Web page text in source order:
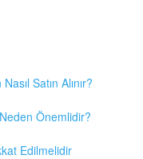
Satın Alınır?
Önemlidir?
Edilmelidir